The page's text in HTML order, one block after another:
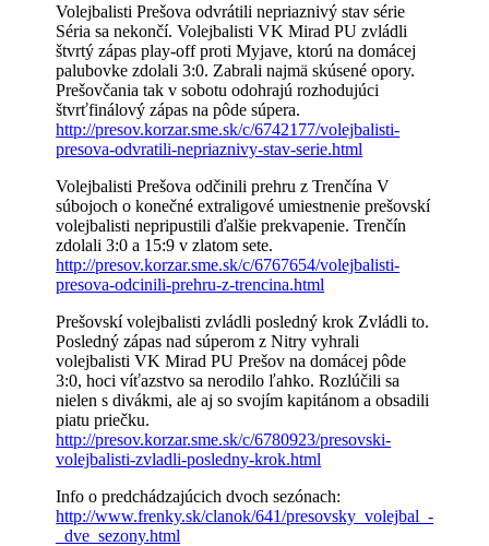
Volejbalisti Prešova odvrátili nepriaznivý stav série
Séria sa nekončí. Volejbalisti VK Mirad PU zvládli
štvrtý zápas play-off proti Myjave, ktorú na domácej
palubovke zdolali 3:0. Zabrali najmä skúsené opory.
Prešovčania tak v sobotu odohrajú rozhodujúci
štvrťfinálový zápas na pôde súpera.
http://presov.korzar.sme.sk/c/6742177/volejbalisti-
presova-odvratili-nepriaznivy-stav-serie.html
Volejbalisti Prešova odčinili prehru z Trenčína V
súbojoch o konečné extraligové umiestnenie prešovskí
volejbalisti nepripustili ďalšie prekvapenie. Trenčín
zdolali 3:0 a 15:9 v zlatom sete.
http://presov.korzar.sme.sk/c/6767654/volejbalisti-
presova-odcinili-prehru-z-trencina.html
Prešovskí volejbalisti zvládli posledný krok Zvládli to.
Posledný zápas nad súperom z Nitry vyhrali
volejbalisti VK Mirad PU Prešov na domácej pôde
3:0, hoci víťazstvo sa nerodilo ľahko. Rozlúčili sa
nielen s divákmi, ale aj so svojím kapitánom a obsadili
piatu priečku.
http://presov.korzar.sme.sk/c/6780923/presovski-
volejbalisti-zvladli-posledny-krok.html
Info o predchádzajúcich dvoch sezónach:
http://www.frenky.sk/clanok/641/presovsky_volejbal_-
_dve_sezony.html